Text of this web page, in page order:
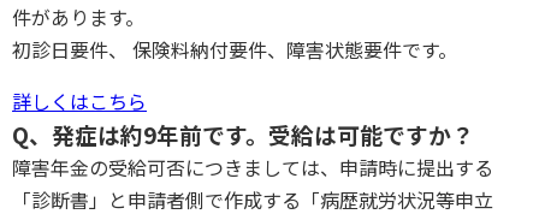
件があります。
初診日要件、 保険料納付要件、障害状態要件です。
詳しくはこちら
Q、発症は約9年前です。受給は可能ですか？
障害年金の受給可否につきましては、申請時に提出する
「診断書」と申請者側で作成する「病歴就労状況等申立